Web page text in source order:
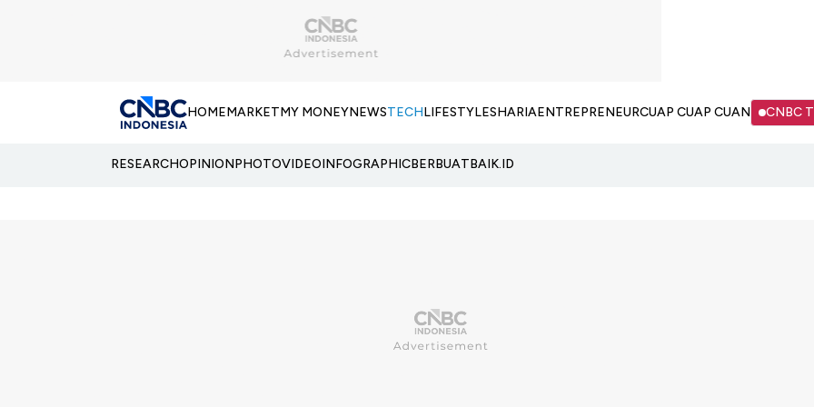
HOMEMARKETMY MONEYNEWSTECHLIFESTYLESHARIAENTREPRENEURCUAP CUAP CUAN CNBC
RESEARCHOPINIONPHOTOVIDEOINFOGRAPHICBERBUATBAIK.ID